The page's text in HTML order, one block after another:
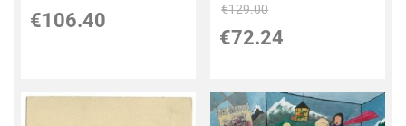
€106.40 €129.00
€72.24